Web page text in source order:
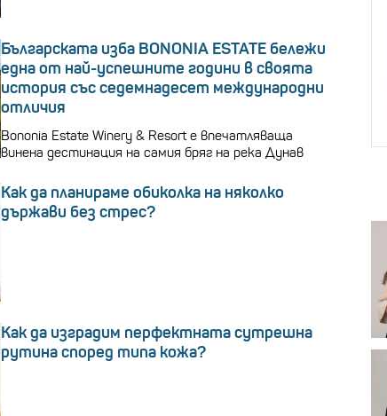
Българската изба BONONIA ESTATE бележи
една от най-успешните години в своята
история със седемнадесет международни
отличия
Bononia Estate Winery & Resort е впечатляваща
винена дестинация на самия бряг на река Дунав
Как да планираме обиколка на няколко
държави без стрес?
Как да изградим перфектната сутрешна
рутина според типа кожа?